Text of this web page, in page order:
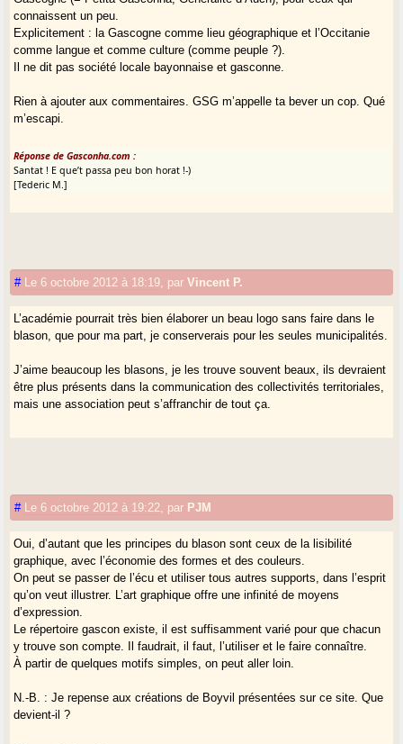
connaissent un peu.
Explicitement : la Gascogne comme lieu géographique et l’Occitanie
comme langue et comme culture (comme peuple ?).
Il ne dit pas société locale bayonnaise et gasconne.
Rien à ajouter aux commentaires. GSG m’appelle ta bever un cop. Qué
m’escapi.
Réponse de Gasconha.com :
Santat ! E que’t passa peu bon horat !-)
[Tederic M.]
# Le 6 octobre 2012 à 18:19 parVincent P.
L’académie pourrait très bien élaborer un beau logo sans faire dans le
blason, que pour ma part, je conserverais pour les seules municipalités.
J’aime beaucoup les blasons, je les trouve souvent beaux, ils devraient
être plus présents dans la communication des collectivités territoriales,
mais une association peut s’affranchir de tout ça.
# Le 6 octobre 2012 à 19:22 par PJM
Oui, d’autant que les principes du blason sont ceux de la lisibilité
graphique, avec l’économie des formes et des couleurs.
On peut se passer de l’écu et utiliser tous autres supports, dans l’esprit
qu’on veut illustrer. L’art graphique offre une infinité de moyens
d’expression.
Le répertoire gascon existe, il est suffisamment varié pour que chacun
y trouve son compte. Il faudrait, il faut, l’utiliser et le faire connaître.
À partir de quelques motifs simples, on peut aller loin.
N.-B. : Je repense aux créations de Boyvil présentées sur ce site. Que
devient-il ?